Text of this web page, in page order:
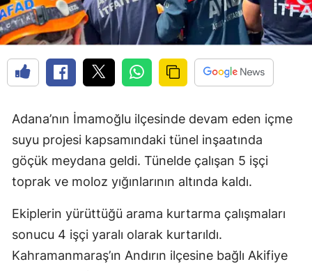
Adana’nın İmamoğlu ilçesinde devam eden içme
suyu projesi kapsamındaki tünel inşaatında
göçük meydana geldi. Tünelde çalışan 5 işçi
toprak ve moloz yığınlarının altında kaldı.
Ekiplerin yürüttüğü arama kurtarma çalışmaları
sonucu 4 işçi yaralı olarak kurtarıldı.
Kahramanmaraş’ın Andırın ilçesine bağlı Akifiye